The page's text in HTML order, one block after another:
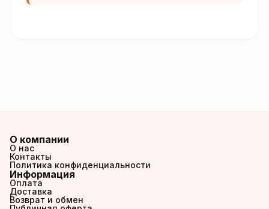
О компании
О нас
Контакты
Политика конфиденциальности
Информация
Оплата
Доставка
Возврат и обмен